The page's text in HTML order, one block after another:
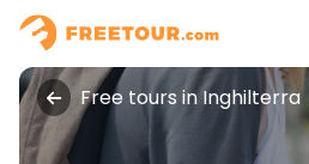
Free tours in Inghilterra